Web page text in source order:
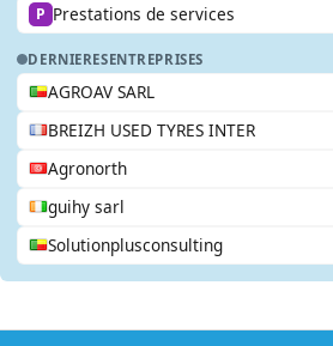
P Prestations de services
DERNIERESENTREPRISES
AGROAV SARL
BREIZH USED TYRES INTER
Agronorth
guihy sarl
Solutionplusconsulting